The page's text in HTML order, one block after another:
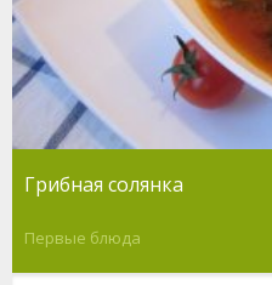
Грибная солянка
Первые блюда